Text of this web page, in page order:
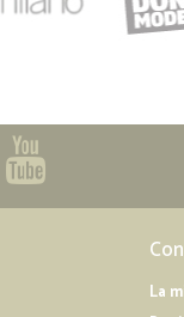
La